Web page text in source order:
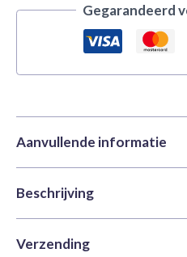
Gegarandeerd
Aanvullende informatie
Merk
Beschrijving
Tamiya X5 Green is een
Verzending